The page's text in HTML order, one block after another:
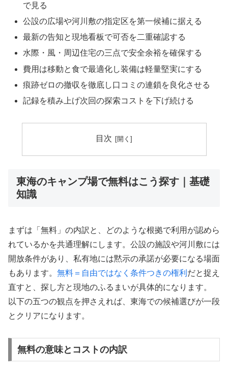
で見る
公設の広場や河川敷の指定区を第一候補に据える
最新の告知と現地看板で可否を二重確認する
水際・風・周辺住宅の三点で安全余裕を確保する
費用は移動と食で最適化し装備は軽量堅実にする
痕跡ゼロの撤収を徹底し口コミの連鎖を良化させる
記録を積み上げ次回の探索コストを下げ続ける
目次
東海のキャンプ場で無料はこう探す｜基礎
知識
まずは「無料」の内訳と、どのような根拠で利用が認めら
れているかを共通理解にします。公設の施設や河川敷には
開放条件があり、私有地には黙示の承諾が必要になる場面
もあります。 無料＝自由ではなく条件つきの権利 だと捉え
直すと、探し方と現地のふるまいが具体的になります。
以下の五つの観点を押さえれば、東海での候補選びが一段
とクリアになります。
無料の意味とコストの内訳